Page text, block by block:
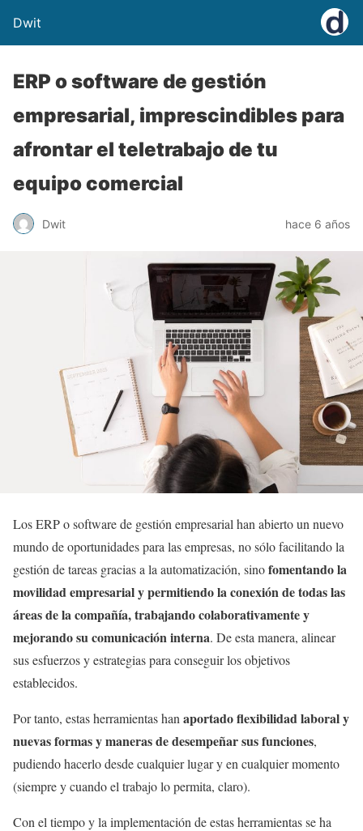
Dwit
ERP o software de gestión
empresarial, imprescindibles para
afrontar el teletrabajo de tu
equipo comercial
Dwit hace 6 años
Los ERP o software de gestión empresarial han abierto un nuevo
mundo de oportunidades para las empresas, no sólo facilitando la
gestión de tareas gracias a la automatización, sinofomentando la
movilidad empresarial y permitiendo la conexión de todas las
áreas de la compañía, trabajando colaborativamente y
mejorando su comunicación interna. De esta manera, alinear
sus esfuerzos y estrategias para conseguir los objetivos
establecidos.
Por tanto, estas herramientas han aportado flexibilidad laboral y
nuevas formas y maneras de desempeñar sus funciones,
pudiendo hacerlo desde cualquier lugar y en cualquier momento
(siempre y cuando el trabajo lo permita, claro).
Con el tiempo y la implementación de estas herramientas se ha